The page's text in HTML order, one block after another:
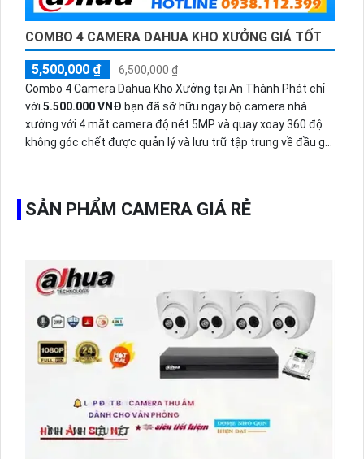
COMBO 4 CAMERA DAHUA KHO XƯỞNG GIÁ TỐT
5,500,000 ₫
6,500,000 ₫
Combo 4 Camera Dahua Kho Xưởng tại An Thành Phát chỉ
với 5.500.000 VNĐ bạn đã sỡ hữu ngay bộ camera nhà
xưởng với 4 mắt camera độ nét 5MP và quay xoay 360 độ
không góc chết được quản lý và lưu trữ tập trung về đầu ghi
SẢN PHẨM CAMERA GIÁ RẺ